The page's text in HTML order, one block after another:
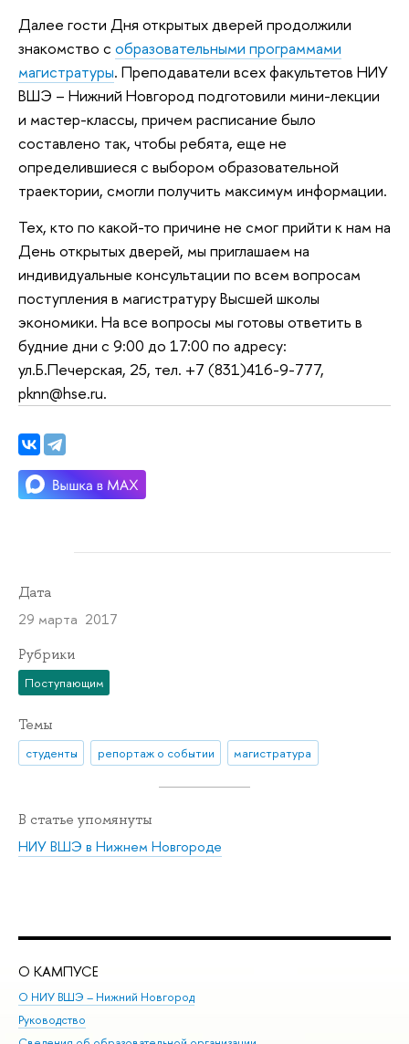
Далее гости Дня открытых дверей продолжили
знакомство с образовательными программами
магистратуры. Преподаватели всех факультетов НИУ
ВШЭ – Нижний Новгород подготовили мини-лекции
и мастер-классы, причем расписание было
составлено так, чтобы ребята, еще не
определившиеся с выбором образовательной
траектории, смогли получить максимум информации.
Тех, кто по какой-то причине не смог прийти к нам на
День открытых дверей, мы приглашаем на
индивидуальные консультации по всем вопросам
поступления в магистратуру Высшей школы
экономики. На все вопросы мы готовы ответить в
будние дни с 9:00 до 17:00 по адресу:
ул.Б.Печерская, 25, тел. +7 (831)416-9-777,
pknn@hse.ru.
Дата
29 марта 2017
Рубрики
Поступающим
Темы
студенты репортаж о событии магистратура
В статье упомянуты
НИУ ВШЭ в Нижнем Новгороде
О КАМПУСЕ
О НИУ ВШЭ – Нижний Новгород
Руководство